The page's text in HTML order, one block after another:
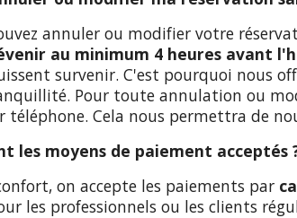
annuler ou modifier votre
au minimum 4 heures avant
survenir. C'est pourquoi nous
Pour toute annulation ou
téléphone. Cela nous permettra de
les moyens de paiement acceptés
on accepte les paiements par
les professionnels ou les clients